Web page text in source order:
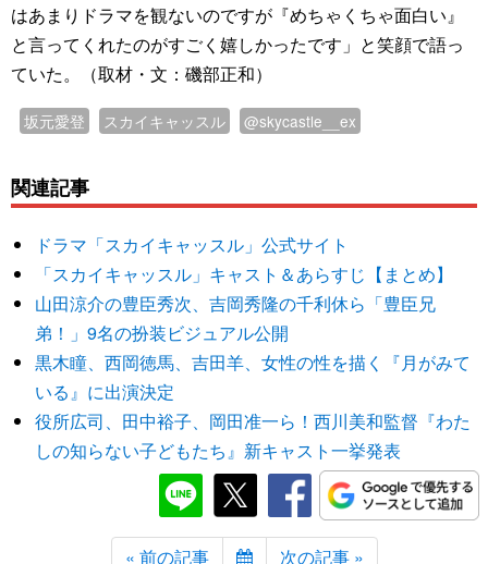
はあまりドラマを観ないのですが『めちゃくちゃ面白い』
と言ってくれたのがすごく嬉しかったです」と笑顔で語っ
ていた。（取材・文：磯部正和）
坂元愛登 スカイキャッスル @skycastle__ex
関連記事
ドラマ「スカイキャッスル」公式サイト
「スカイキャッスル」キャスト＆あらすじ【まとめ】
山田涼介の豊臣秀次、吉岡秀隆の千利休ら「豊臣兄
弟！」9名の扮装ビジュアル公開
黒木瞳、西岡徳馬、吉田羊、女性の性を描く『月がみて
いる』に出演決定
役所広司、田中裕子、岡田准一ら！西川美和監督『わた
しの知らない子どもたち』新キャスト一挙発表
« 前の記事 次の記事 »